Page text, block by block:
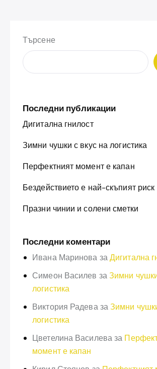
Търсене
Последни публикации
Дигитална гнилост
Зимни чушки с вкус на логистика
Перфектният момент е капан
Бездействието е най-скъпият риск
Празни чинии и солени сметки
Последни коментари
Ивана Маринова за Дигитална
Симеон Василев за Зимни
логистика
Виктория РадевазаЗимни
логистика
Цветелина Василева за
момент е капан